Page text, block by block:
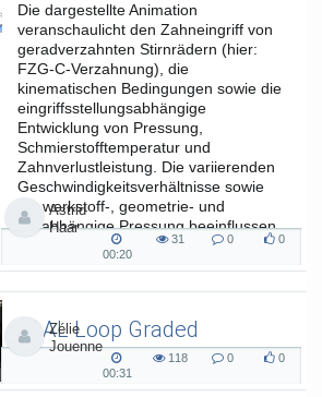
Die dargestellte Animation
veranschaulicht den Zahneingriff von
geradverzahnten Stirnrädern (hier:
FZG-C-Verzahnung), die
kinematischen Bedingungen sowie die
eingriffsstellungsabhängige
Entwicklung von Pressung,
Schmierstofftemperatur und
Zahnverlustleistung. Die variierenden
Geschwindigkeitsverhältnisse sowie
die werkstoff-, geometrie- und
lastabhängige Pressung beeinflussen
Astrid
Haar
00:20
00:20
31
views
0
Kommentare
0
likes
SAAL Loop Graded
SAAL Musikinformatik
Zélie
Jouenne
00:31
00:31
118
views
0
Kommentare
0
likes